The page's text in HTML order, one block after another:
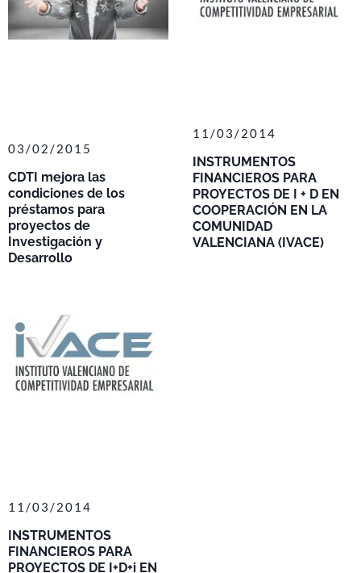
CDTI mejora las
condiciones de los
préstamos para
proyectos de
Investigación y
Desarrollo
03/02/2015
INSTRUMENTOS
FINANCIEROS PARA
PROYECTOS DE I + D EN
COOPERACIÓN EN LA
COMUNIDAD
VALENCIANA (IVACE)
11/03/2014
INSTRUMENTOS
FINANCIEROS PARA
PROYECTOS DE I+D+i EN
11/03/2014